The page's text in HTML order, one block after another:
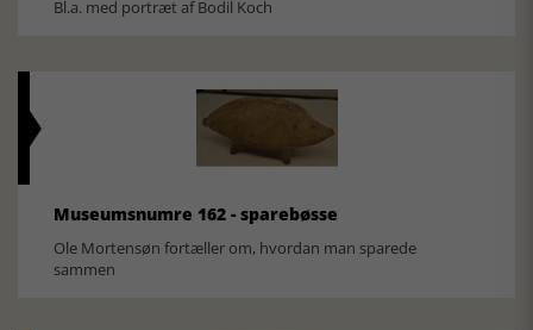
Bl.a. med portræt af Bodil Koch
Museumsnumre 162 - sparebøsse
Ole Mortensøn fortæller om, hvordan man sparede
sammen